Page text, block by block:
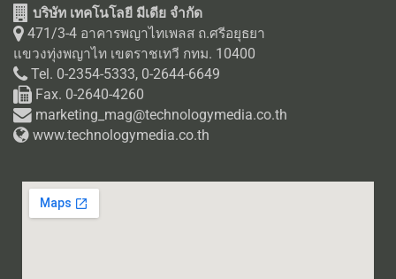
บริษัท เทคโนโลยี มีเดีย จำกัด
471/3-4 อาคารพญาไทเพลส ถ.ศรีอยุธยา
แขวงทุ่งพญาไท เขตราชเทวี กทม. 10400
Tel. 0-2354-5333, 0-2644-6649
Fax. 0-2640-4260
marketing_mag@technologymedia.co.th
www.technologymedia.co.th